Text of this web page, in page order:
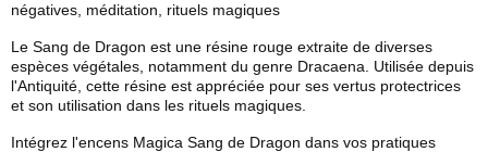
négatives, méditation, rituels magiques​
Le Sang de Dragon est une résine rouge extraite de diverses
espèces végétales, notamment du genre Dracaena. Utilisée depuis
l'Antiquité, cette résine est appréciée pour ses vertus protectrices
et son utilisation dans les rituels magiques. ​
Intégrez l'encens Magica Sang de Dragon dans vos pratiques